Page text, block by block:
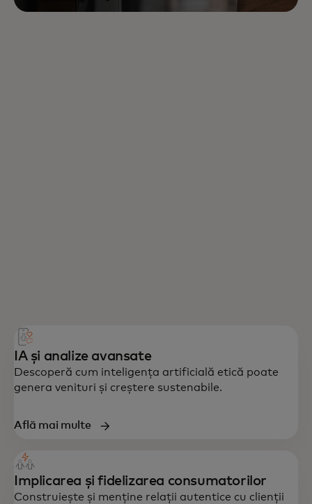
IA și analize avansate
Descoperă cum inteligența artificială etică poate
genera venituri și creștere sustenabile.
Află mai multe
Implicarea și fidelizarea consumatorilor
Construiește și menține relații autentice cu clienții